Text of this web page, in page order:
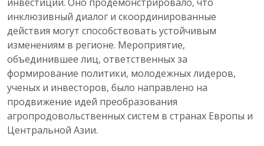
инклюзивный диалог и скоординированные
действия могут способствовать устойчивым
изменениям в регионе. Мероприятие,
объединившее лиц, ответственных за
формирование политики, молодежных лидеров,
ученых и инвесторов, было направлено на
продвижение идей преобразования
агропродовольственных систем в странах Европы и
Центральной Азии.